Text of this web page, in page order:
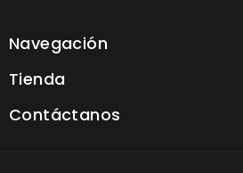
Navegación
Tienda
Contáctanos